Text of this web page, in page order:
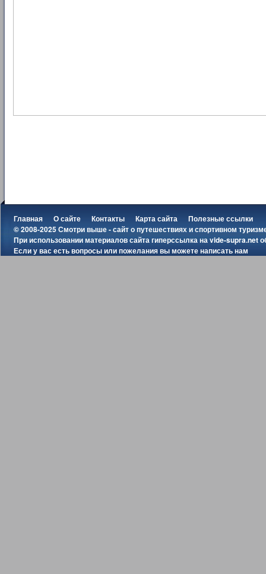
Главная О сайте Контакты Карта сайта
Полезные ссылки
© 2008-2025 Смотри выше - сайт о путешествиях и спортивном
При использовании материалов сайта гиперссылка наvide-supra.net
Если у вас есть вопросы или пожелания вы можетенаписать нам